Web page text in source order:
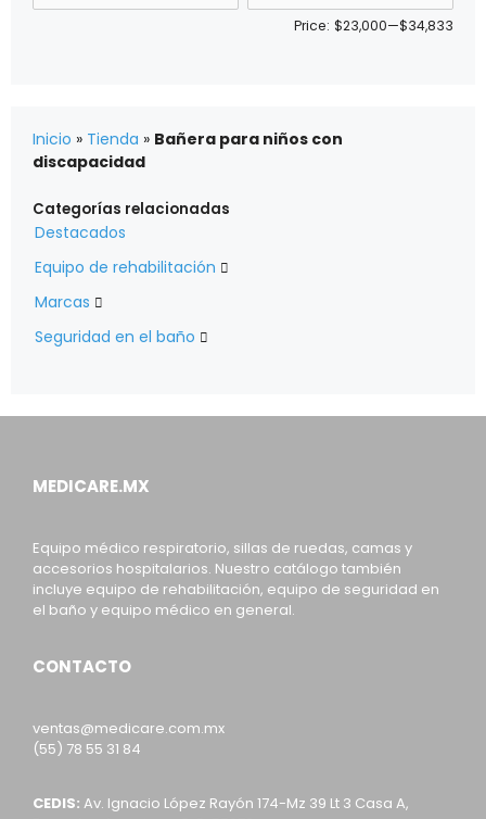
Price: $23,000—$34,833
Inicio » Tienda » Bañera para niños con
discapacidad
Categorías relacionadas
Destacados
Equipo de rehabilitación 
Marcas 
Seguridad en el baño 
MEDICARE.MX
Equipo médico respiratorio, sillas de ruedas, camas y
accesorios hospitalarios. Nuestro catálogo también
incluye equipo de rehabilitación, equipo de seguridad en
el baño y equipo médico en general.
CONTACTO
ventas@medicare.com.mx
(55) 78 55 31 84
CEDIS: Av. Ignacio López Rayón 174-Mz 39 Lt 3 Casa A,